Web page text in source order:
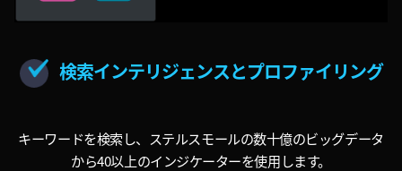
検索インテリジェンスとプロファイリング
キーワードを検索し、ステルスモールの数十億のビッグデータ
から40以上のインジケーターを使用します。